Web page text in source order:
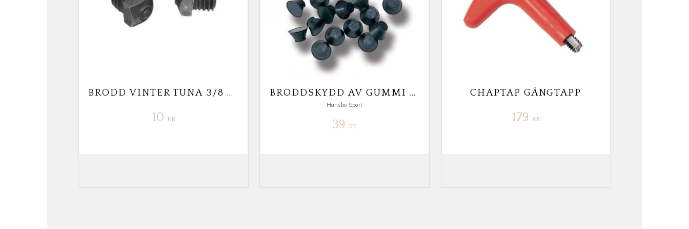
BRODD VINTER TUNA 3/8 TUM 10X7 MM
10 KR
BRODDSKYDD AV GUMMI 20-PACK
Hansbo Sport
39 KR
CHAPTAP GÄNGTAPP
179 KR